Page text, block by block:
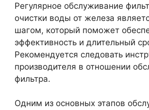
Регулярное обслуживание
очистки воды от железа
шагом, который поможет
эффективность и длительный
Рекомендуется следовать
производителя в отношении
фильтра.
Одним из основных этапов